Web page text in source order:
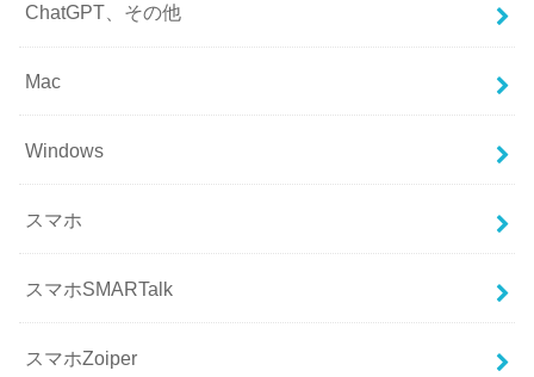
ChatGPT、その他
Mac
Windows
スマホ
スマホSMARTalk
スマホZoiper